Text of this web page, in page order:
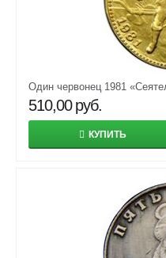
Один червонец 1981
510,00 руб.
КУПИТЬ